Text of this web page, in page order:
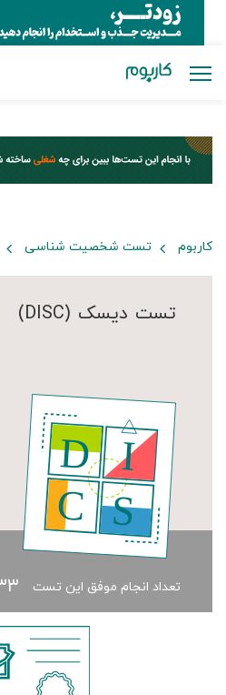
کاربوم تست شخصیت شناسی
تست دیسک (DISC)
تعداد انجام موفق این تست